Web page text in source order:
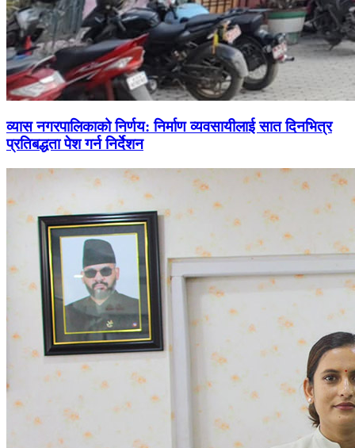
व्यास नगरपालिकाको निर्णय: निर्माण व्यवसायीलाई सात दिनभित्र
प्रतिबद्धता पेश गर्न निर्देशन